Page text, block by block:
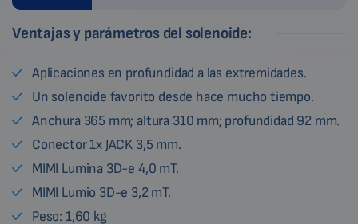
Ventajas y parámetros del solenoide:
Aplicaciones en profundidad a las extremidades.
Un solenoide favorito desde hace mucho tiempo.
Anchura 365 mm; altura 310 mm; profundidad 92 mm.
Conector 1x JACK 3,5 mm.
MIMI Lumina 3D-e 4,0 mT.
MIMI Lumio 3D-e 3,2 mT.
Peso: 1,60 kg